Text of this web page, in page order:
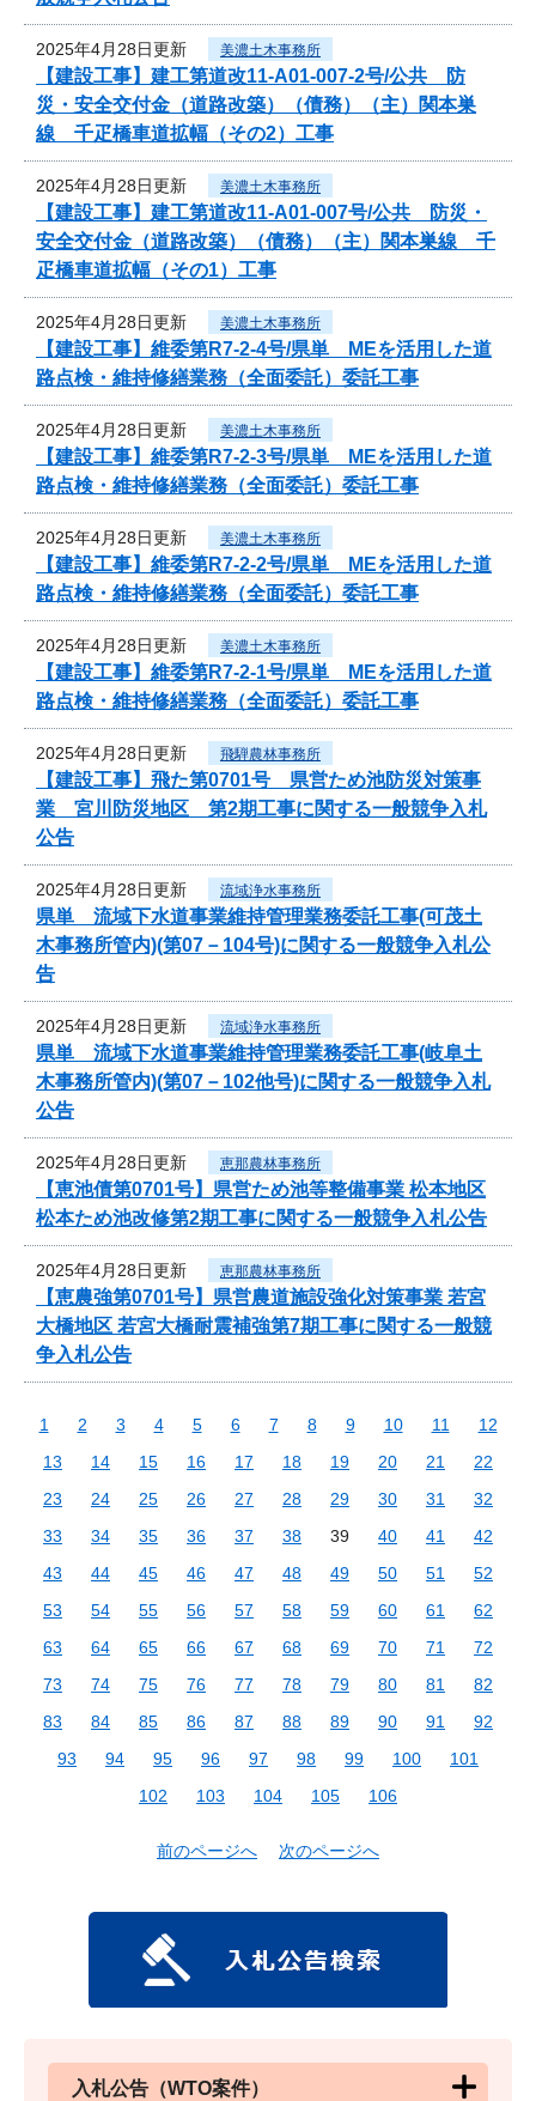
2025年4月28日更新 美濃土木事務所
【建設工事】建工第道改11-A01-007-2号/公共 防
災・安全交付金（道路改築）（債務）（主）関本巣
線 千疋橋車道拡幅（その2）工事
2025年4月28日更新 美濃土木事務所
【建設工事】建工第道改11-A01-007号/公共 防災・
安全交付金（道路改築）（債務）（主）関本巣線 千
疋橋車道拡幅（その1）工事
2025年4月28日更新 美濃土木事務所
【建設工事】維委第R7-2-4号/県単 MEを活用した道
路点検・維持修繕業務（全面委託）委託工事
2025年4月28日更新 美濃土木事務所
【建設工事】維委第R7-2-3号/県単 MEを活用した道
路点検・維持修繕業務（全面委託）委託工事
2025年4月28日更新 美濃土木事務所
【建設工事】維委第R7-2-2号/県単 MEを活用した道
路点検・維持修繕業務（全面委託）委託工事
2025年4月28日更新 美濃土木事務所
【建設工事】維委第R7-2-1号/県単 MEを活用した道
路点検・維持修繕業務（全面委託）委託工事
2025年4月28日更新 飛騨農林事務所
【建設工事】飛た第0701号 県営ため池防災対策事
業 宮川防災地区 第2期工事に関する一般競争入札
公告
2025年4月28日更新 流域浄水事務所
県単 流域下水道事業維持管理業務委託工事(可茂土
木事務所管内)(第07－104号)に関する一般競争入札公
告
2025年4月28日更新 流域浄水事務所
県単 流域下水道事業維持管理業務委託工事(岐阜土
木事務所管内)(第07－102他号)に関する一般競争入札
公告
2025年4月28日更新 恵那農林事務所
【恵池債第0701号】県営ため池等整備事業 松本地区
松本ため池改修第2期工事に関する一般競争入札公告
2025年4月28日更新 恵那農林事務所
【恵農強第0701号】県営農道施設強化対策事業 若宮
大橋地区 若宮大橋耐震補強第7期工事に関する一般競
争入札公告
1 2 3 4 5 6 7 8 9 10 11
12
13
14 15 16 17 18 19 20 21
22
23
24 25 26 27 28 29 30 31
32
33
34 35 36 37 38 39 40 41
42
43
44 45 46 47 48 49 50 51
52
53
54 55 56 57 58 59 60 61
62
63
64 65 66 67 68 69 70 71
72
73
74 75 76 77 78 79 80 81
82
83
84 85 86 87 88 89 90 91
92
93
94 95 96 97 98 99 100
101
102
103 104 105 106
前のページへ 次のページへ
入札公告（WTO案件）